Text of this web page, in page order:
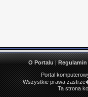
O Portalu|Regulamin
Portal
Wszystkie prawa
Ta strona